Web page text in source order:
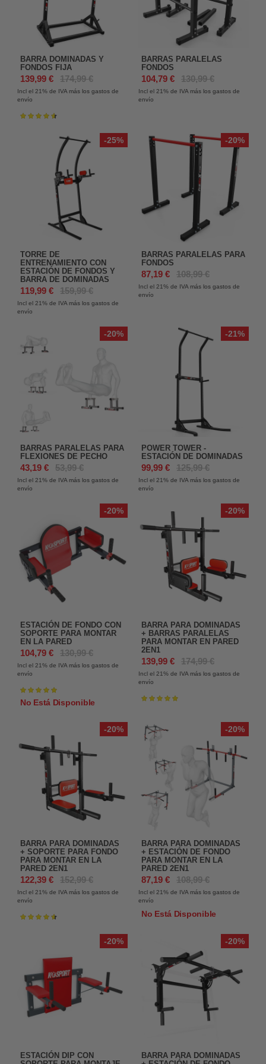
BARRA DOMINADAS Y
FONDOS FIJA
139,99 € 174,99 €
Incl el 21% de IVA más los gastos de
envío
Valoración:
BARRAS PARALELAS
FONDOS
104,79 € 130,99 €
Incl el 21% de IVA más los gastos de
envío
-25%
TORRE DE
ENTRENAMIENTO CON
ESTACIÓN DE FONDOS Y
BARRA DE DOMINADAS
119,99 € 159,99 €
Incl el 21% de IVA más los gastos de
envío
-20%
BARRAS PARALELAS PARA
FONDOS
87,19 € 108,99 €
Incl el 21% de IVA más los gastos de
envío
-20%
BARRAS PARALELAS PARA
FLEXIONES DE PECHO
43,19 € 53,99 €
Incl el 21% de IVA más los gastos de
envío
-21%
POWER TOWER -
ESTACIÓN DE DOMINADAS
99,99 € 125,99 €
Incl el 21% de IVA más los gastos de
envío
-20%
ESTACIÓN DE FONDO CON
SOPORTE PARA MONTAR
EN LA PARED
104,79 € 130,99 €
Incl el 21% de IVA más los gastos de
envío
Valoración:
100%
No Está Disponible
-20%
BARRA PARA DOMINADAS
+ BARRAS PARALELAS
PARA MONTAR EN PARED
2EN1
139,99 € 174,99 €
Incl el 21% de IVA más los gastos de
envío
Valoración:
-20%
BARRA PARA DOMINADAS
+ SOPORTE PARA FONDO
PARA MONTAR EN LA
PARED 2EN1
122,39 € 152,99 €
Incl el 21% de IVA más los gastos de
envío
Valoración:
-20%
BARRA PARA DOMINADAS
+ ESTACIÓN DE FONDO
PARA MONTAR EN LA
PARED 2EN1
87,19 € 108,99 €
Incl el 21% de IVA más los gastos de
envío
No Está Disponible
-20%
ESTACIÓN DIP CON
-20%
BARRA PARA DOMINADAS